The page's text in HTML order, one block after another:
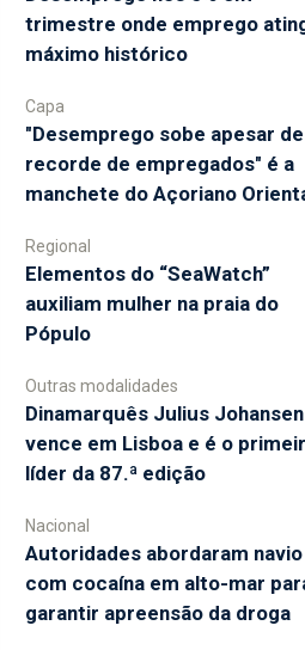
trimestre onde emprego
máximo histórico
Capa
"Desemprego sobe apesar de
recorde de empregados" é a
manchete do Açoriano
Regional
​Elementos do “SeaWatch”
auxiliam mulher na praia do
Pópulo
Outras modalidades
Dinamarquês Julius Johansen
vence em Lisboa e é o
líder da 87.ª edição
Nacional
Autoridades abordaram navio
com cocaína em alto-mar
garantir apreensão da droga